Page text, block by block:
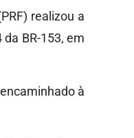
realizou a
BR-153, em
à